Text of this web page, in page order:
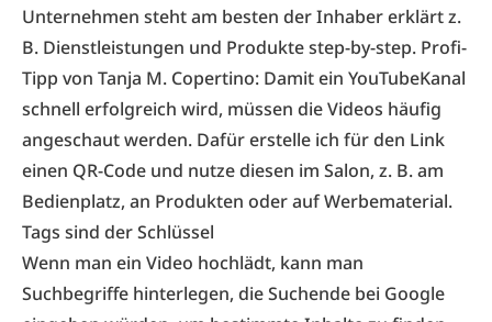
Unternehmen steht am besten der Inhaber erklärt z.
B. Dienstleistungen und Produkte step­-by-step. Profi-
Tipp von Tanja M. Copertino: Damit ein YouTube­Kanal
schnell erfolgreich wird, müssen die Videos häufig
angeschaut werden. Dafür erstelle ich für den Link
einen QR-Code und nutze diesen im Salon, z. B. am
Bedienplatz, an Produkten oder auf Werbematerial.
Tags sind der Schlüssel
Wenn man ein Video hochlädt, kann man
Suchbegriffe hinterlegen, die Suchende bei Google